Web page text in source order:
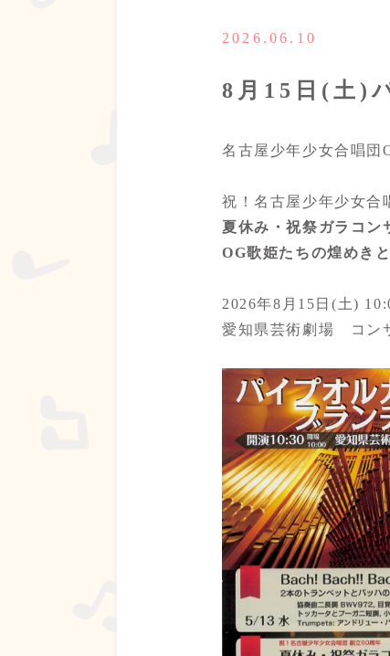
2026.06.10
8月15日(土)
名古屋少年少女合唱団
祝！名古屋少年少女
夏休み・祝祭ガラコン
OG歌姫たちの煌めき
2026年8月15日(土)
愛知県芸術劇場 コン